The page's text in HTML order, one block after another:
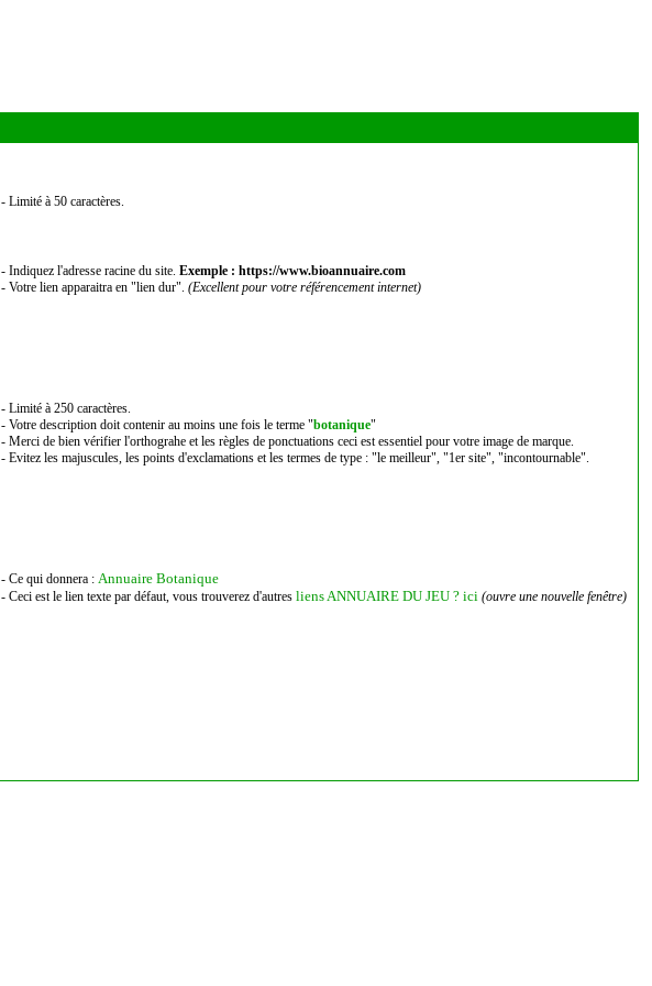
- Limité à 50 caractères.
- Indiquez l'adresse racine du site. Exemple : https://www.bioannuaire.com
- Votre lien apparaitra en "lien dur". (Excellent pour votre référencement internet)
- Limité à 250 caractères.
- Votre description doit contenir au moins une fois le terme "botanique"
- Merci de bien vérifier l'orthograhe et les règles de ponctuations ceci est essentiel pour votre image de marque.
- Evitez les majuscules, les points d'exclamations et les termes de type : "le meilleur", "1er site", "incontournable".
- Ce qui donnera : Annuaire Botanique
- Ceci est le lien texte par défaut, vous trouverez d'autres liens ANNUAIRE DU JEU ? ici (ouvre une nouvelle fenêtre)